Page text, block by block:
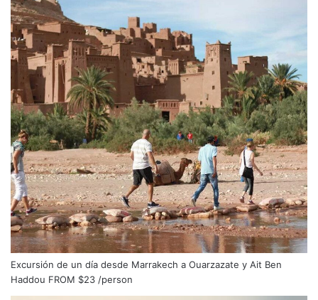
Excursión de un día desde Marrakech a Ouarzazate y Ait Ben
Haddou FROM $23 /person